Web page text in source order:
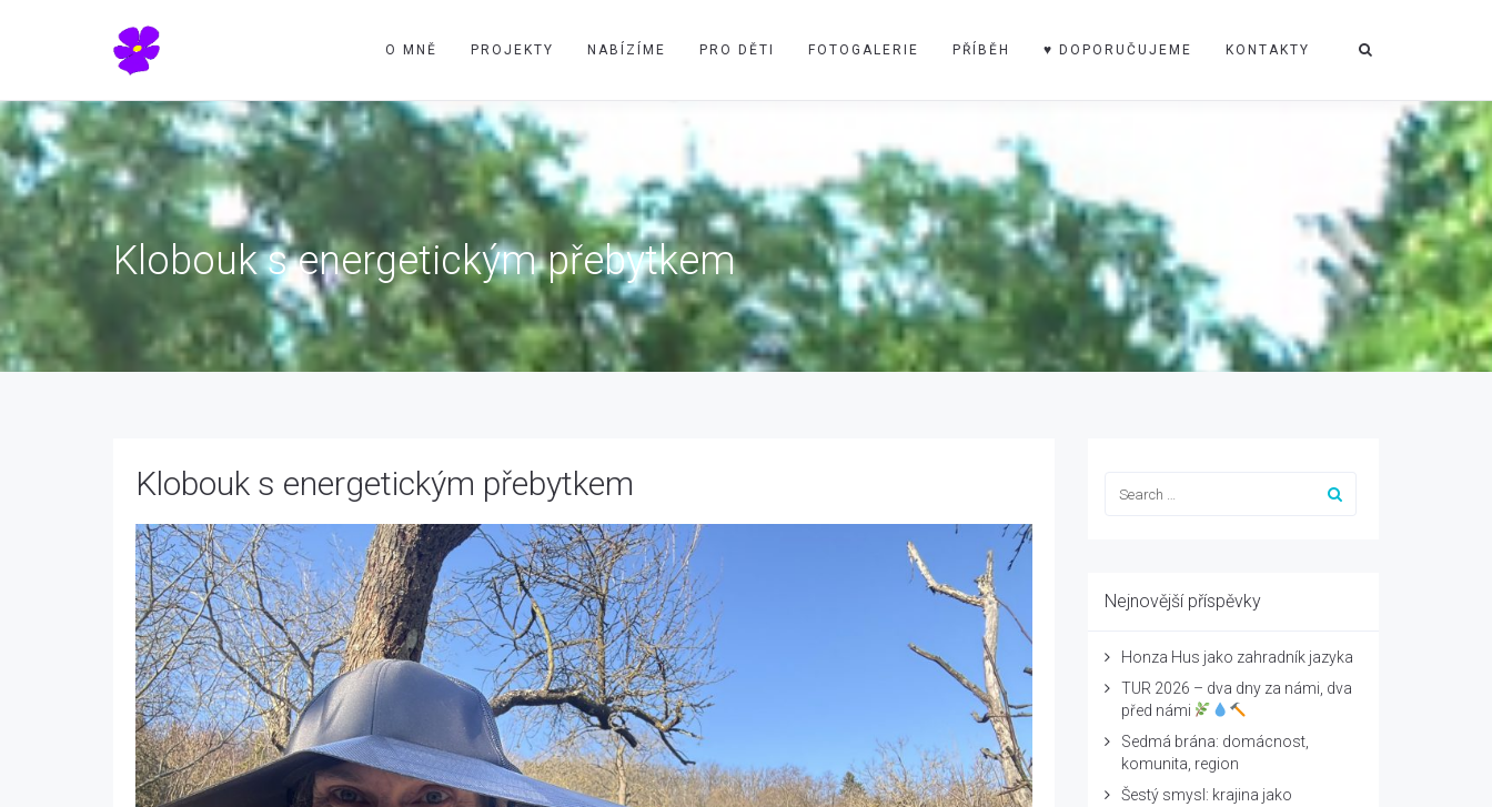
O MNĚ PROJEKTY NABÍZÍME PRO DĚTI FOTOGALERIE PŘÍBĚH ♥ DOPORUČUJEME KONTAKTY
Klobouk s energetickým přebytkem
Klobouk s energetickým přebytkem
Nejnovější příspěvky
Honza Hus jako zahradník jazyka
TUR 2026 – dva dny za námi, dva
před námi
Sedmá brána: domácnost,
komunita, region
Šestý smysl: krajina jako